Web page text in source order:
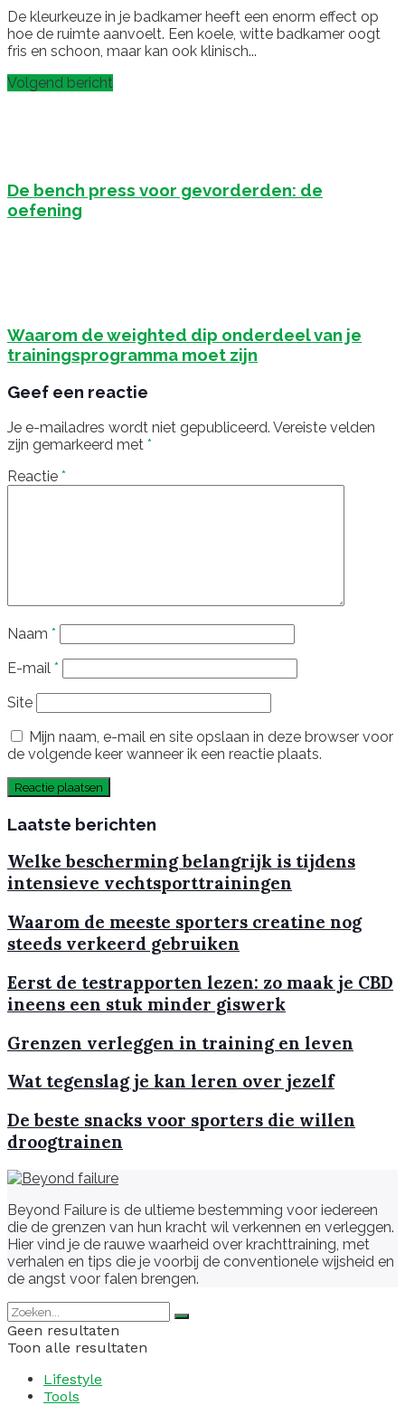
De kleurkeuze in je badkamer heeft een enorm effect op
hoe de ruimte aanvoelt. Een koele, witte badkamer oogt
fris en schoon, maar kan ook klinisch...
Volgend bericht
De bench press voor gevorderden: de
oefening
Waarom de weighted dip onderdeel van je
trainingsprogramma moet zijn
Geef een reactie
Je e-mailadres wordt niet gepubliceerd. Vereiste velden
zijn gemarkeerd met *
Reactie *
Naam *
E-mail *
Site
Mijn naam, e-mail en site opslaan in deze browser voor
de volgende keer wanneer ik een reactie plaats.
Laatste berichten
Welke bescherming belangrijk is tijdens
intensieve vechtsporttrainingen
Waarom de meeste sporters creatine nog
steeds verkeerd gebruiken
Eerst de testrapporten lezen: zo maak je CBD
ineens een stuk minder giswerk
Grenzen verleggen in training en leven
Wat tegenslag je kan leren over jezelf
De beste snacks voor sporters die willen
droogtrainen
Beyond Failure is de ultieme bestemming voor iedereen
die de grenzen van hun kracht wil verkennen en verleggen.
Hier vind je de rauwe waarheid over krachttraining, met
verhalen en tips die je voorbij de conventionele wijsheid en
de angst voor falen brengen.
Geen resultaten
Toon alle resultaten
Lifestyle
Tools